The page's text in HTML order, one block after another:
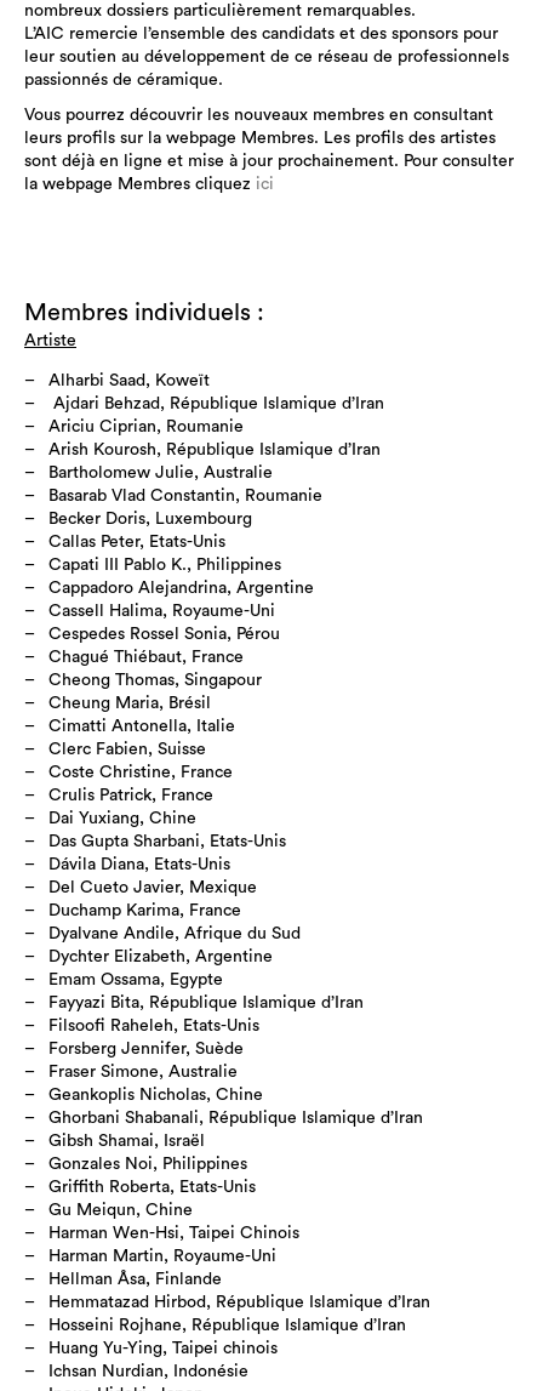
nombreux dossiers particulièrement remarquables.
L’AIC remercie l’ensemble des candidats et des sponsors pour
leur soutien au développement de ce réseau de professionnels
passionnés de céramique.
Vous pourrez découvrir les nouveaux membres en consultant
leurs profils sur la webpage Membres. Les profils des artistes
sont déjà en ligne et mise à jour prochainement. Pour consulter
la webpage Membres cliquez ici
Membres individuels :
Artiste
Alharbi Saad, Koweït
Ajdari Behzad, République Islamique d’Iran
Ariciu Ciprian, Roumanie
Arish Kourosh, République Islamique d’Iran
Bartholomew Julie, Australie
Basarab Vlad Constantin, Roumanie
Becker Doris, Luxembourg
Callas Peter, Etats-Unis
Capati III Pablo K., Philippines
Cappadoro Alejandrina, Argentine
Cassell Halima, Royaume-Uni
Cespedes Rossel Sonia, Pérou
Chagué Thiébaut, France
Cheong Thomas, Singapour
Cheung Maria, Brésil
Cimatti Antonella, Italie
Clerc Fabien, Suisse
Coste Christine, France
Crulis Patrick, France
Dai Yuxiang, Chine
Das Gupta Sharbani, Etats-Unis
Dávila Diana, Etats-Unis
Del Cueto Javier, Mexique
Duchamp Karima, France
Dyalvane Andile, Afrique du Sud
Dychter Elizabeth, Argentine
Emam Ossama, Egypte
Fayyazi Bita, République Islamique d’Iran
Filsoofi Raheleh, Etats-Unis
Forsberg Jennifer, Suède
Fraser Simone, Australie
Geankoplis Nicholas, Chine
Ghorbani Shabanali, République Islamique d’Iran
Gibsh Shamai, Israël
Gonzales Noi, Philippines
Griffith Roberta, Etats-Unis
Gu Meiqun, Chine
Harman Wen-Hsi, Taipei Chinois
Harman Martin, Royaume-Uni
Hellman Åsa, Finlande
Hemmatazad Hirbod, République Islamique d’Iran
Hosseini Rojhane, République Islamique d’Iran
Huang Yu-Ying, Taipei chinois
Ichsan Nurdian, Indonésie